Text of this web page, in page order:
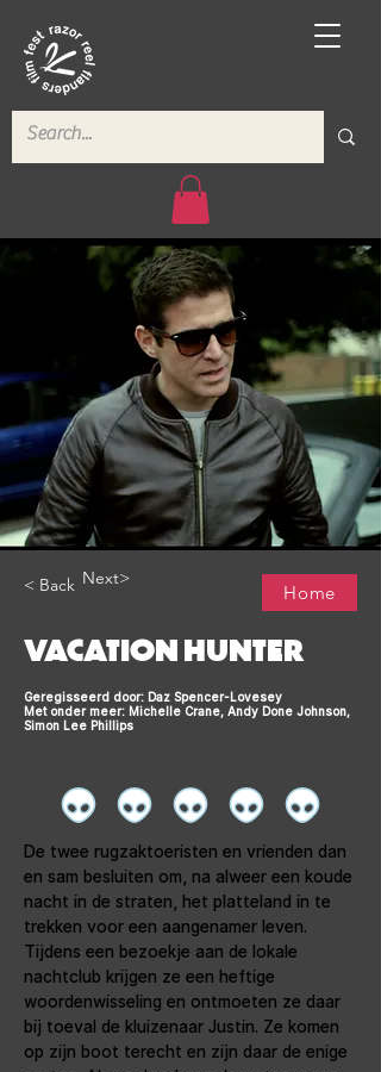
< Back Next>
Home
VACATION HUNTER
Geregisseerd door: Daz Spencer-Lovesey
Met onder meer: Michelle Crane, Andy Done Johnson,
Simon Lee Phillips
De twee rugzaktoeristen en vrienden dan
en sam besluiten om, na alweer een koude
nacht in de straten, het platteland in te
trekken voor een aangenamer leven.
Tijdens een bezoekje aan de lokale
nachtclub krijgen ze een heftige
woordenwisseling en ontmoeten ze daar
bij toeval de kluizenaar Justin. Ze komen
op zijn boot terecht en zijn daar de enige